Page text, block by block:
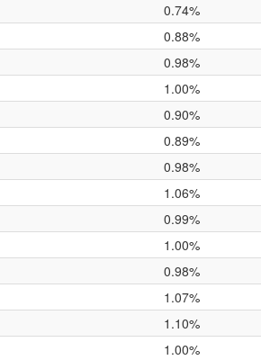
0.74%
0.88%
0.98%
1.00%
0.90%
0.89%
0.98%
1.06%
0.99%
1.00%
0.98%
1.07%
1.10%
1.00%